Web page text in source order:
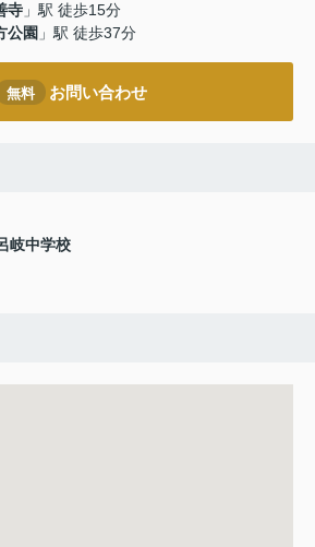
寺 」駅 徒歩15分
公園 」駅 徒歩37分
無料 お問い合わせ
岐中学校